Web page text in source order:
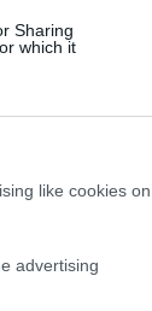
Sharing
which it
like cookies on
advertising